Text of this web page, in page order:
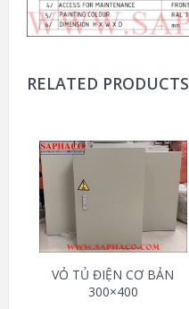
RELATED PRODUCTS
VỎ TỦ ĐIỆN CƠ BẢN
300×400